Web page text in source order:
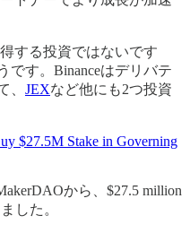
する投資ではないです
です。Binanceはデリバテ
、 JEXなど他にも2つ投資
$27.5M Stake in Governing
から、$27.5 million
した。